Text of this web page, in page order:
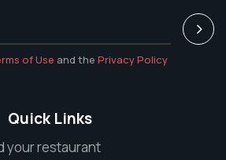
of Use and the Privacy Policy
Quick Links
your restaurant